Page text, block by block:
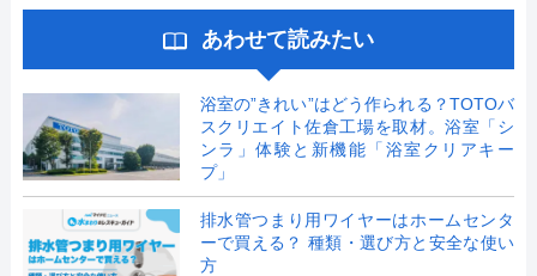
あわせて読みたい
浴室の”きれい”はどう作られる？TOTOバ
スクリエイト佐倉工場を取材。浴室「シ
ンラ」体験と新機能「浴室クリアキー
プ」
排水管つまり用ワイヤーはホームセンタ
ーで買える？ 種類・選び方と安全な使い
方